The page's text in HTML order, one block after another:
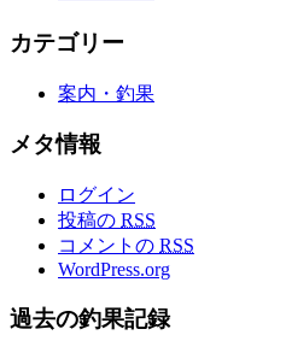
カテゴリー
案内・釣果
メタ情報
ログイン
投稿の RSS
コメントの RSS
WordPress.org
過去の釣果記録